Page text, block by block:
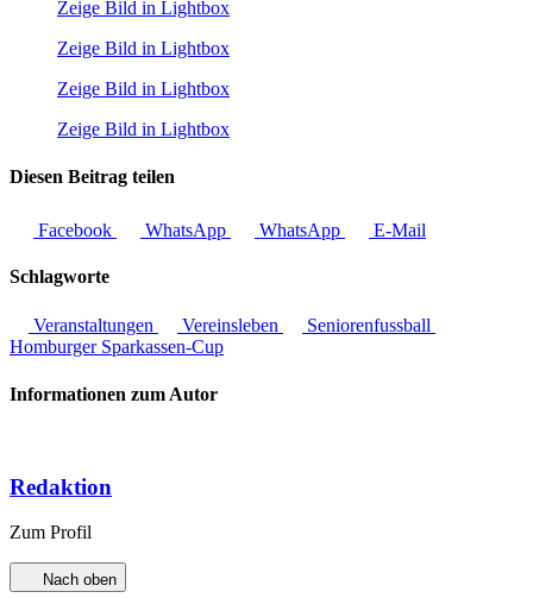
Zeige Bild in Lightbox
Zeige Bild in Lightbox
Zeige Bild in Lightbox
Zeige Bild in Lightbox
Diesen Beitrag teilen
Facebook WhatsApp WhatsApp E-Mail
Schlagworte
Veranstaltungen Vereinsleben
Seniorenfussball
Homburger Sparkassen-Cup
Informationen zum Autor
Redaktion
Zum Profil
Nach oben